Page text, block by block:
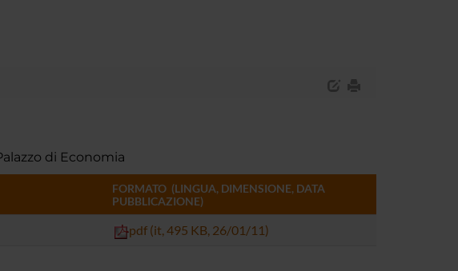
di Economia
FORMATO (LINGUA, DIMENSIONE, DATA
PUBBLICAZIONE)
pdf (it, 495 KB, 26/01/11)